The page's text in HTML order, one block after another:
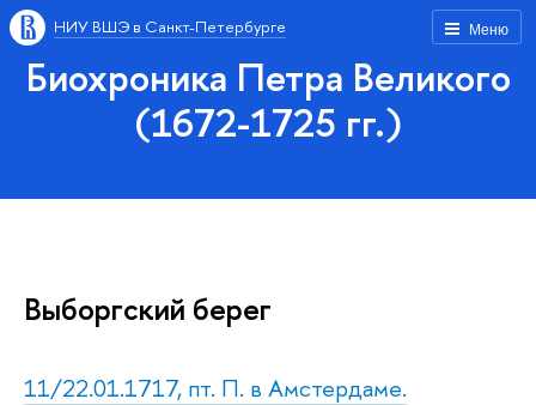
Меню
НИУ ВШЭ в Санкт-Петербурге
Биохроника Петра Великого
(1672-1725 гг.)
Выборгский берег
11/22.01.1717, пт. П. в Амстердаме.